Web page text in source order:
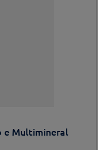
e Multimineral